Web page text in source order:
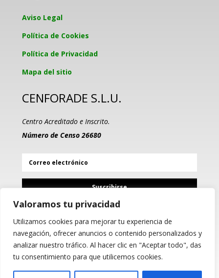
Valoramos tu privacidad
Utilizamos cookies para mejorar tu experiencia de
navegación, ofrecer anuncios o contenido personalizados y
analizar nuestro tráfico. Al hacer clic en "Aceptar todo", das
tu consentimiento para que utilicemos cookies.
Aviso Legal
Política de Cookies
Política de Privacidad
Mapa del sitio
CENFORADE S.L.U.
Centro Acreditado e Inscrito.
Número de Censo 26680
Suscribirse
PROGRAMA KIT DIGITAL
COFINANCIADO POR LOS
FONDOS NEXT GENERATION
(EU) DEL MECANISMO DE
RECUPERACIÓN Y RESILIENCIA